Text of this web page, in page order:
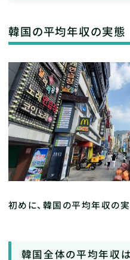
韓国の平均年収の実態
初めに、韓国の平均年収の実
韓国全体の平均年収は